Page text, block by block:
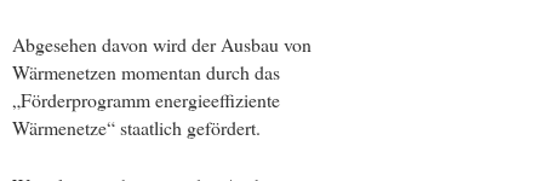
Abgesehen davon wird der Ausbau von
Wärmenetzen momentan durch das
„Förderprogramm energieeffiziente
Wärmenetze“ staatlich gefördert.